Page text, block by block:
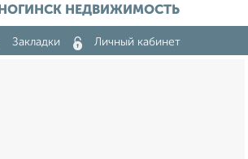
НОГИНСК НЕДВИЖИМОСТЬ
Закладки Личный кабинет